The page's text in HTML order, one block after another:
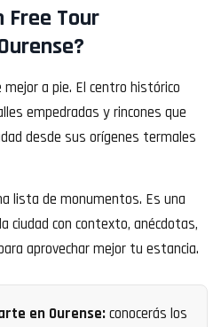
Free Tour
a pie. El centro histórico
empedradas y rincones que
desde sus orígenes termales
lista de monumentos. Es una
ciudad con contexto, anécdotas,
aprovechar mejor tu estancia.
en Ourense:conocerás los